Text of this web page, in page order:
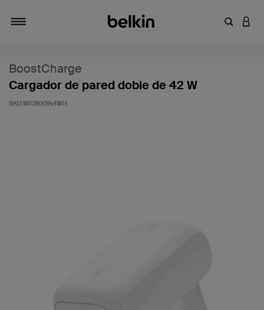
BoostCharge
Cargador de pared doble de 42 W
SKU:WCB009vfWH